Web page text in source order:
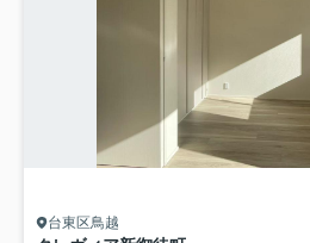
台東区鳥越